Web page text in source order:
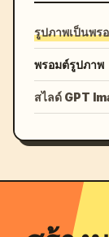
รูปภาพเป็นพร
พรอมต์รูปภาพ
สไลด์ GPT